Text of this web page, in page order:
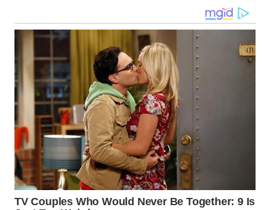
WN
SULSEL
WN
GORONTALO
WN
SULUT
WN
MALUKU
WN